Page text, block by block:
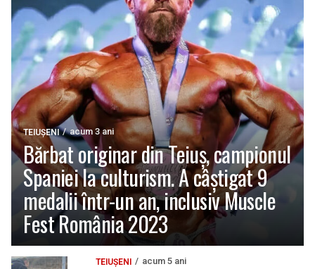
TEIUȘENI acum 3 ani
Bărbat originar din Teiuș, campionul
Spaniei la culturism. A câștigat 9
medalii într-un an, inclusiv Muscle
Fest România 2023
TEIUȘENI acum 5 ani